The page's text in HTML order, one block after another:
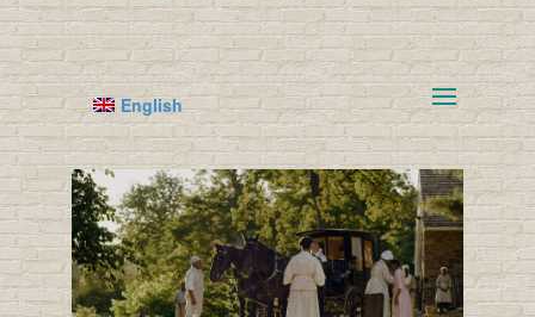
English